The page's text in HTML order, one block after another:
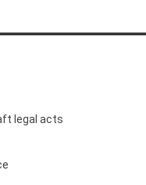
legal acts